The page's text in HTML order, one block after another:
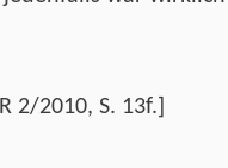
2/2010, S. 13f.]